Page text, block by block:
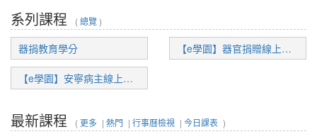
系列課程 (總覽)
器捐教育學分 【e學園】器官捐贈線上課程
【e學園】安寧病主線上課程
最新課程 (更多 | 熱門 | 行事曆檢視 | 今日課表 )